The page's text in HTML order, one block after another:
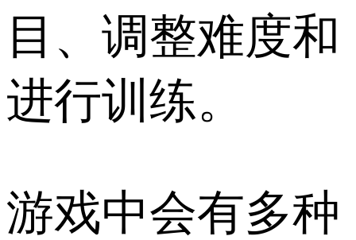
目、调整难度和
进行训练。
游戏中会有多种